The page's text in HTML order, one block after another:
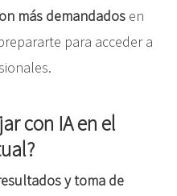
más demandadosen
para acceder a
con IA en el
y toma de